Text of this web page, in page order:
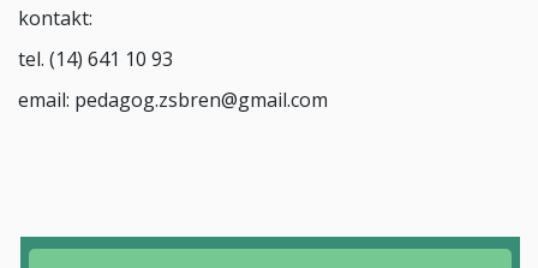
kontakt:
tel. (14) 641 10 93
email: pedagog.zsbren@gmail.com